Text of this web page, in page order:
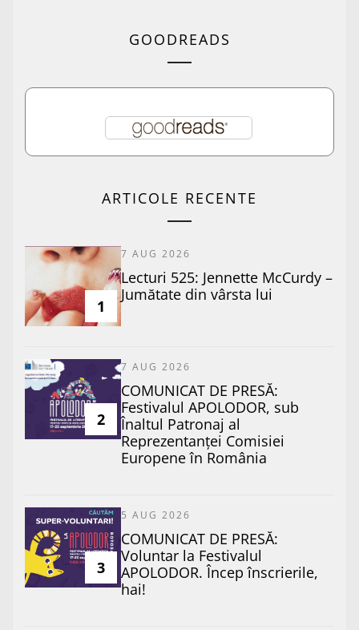
GOODREADS
ARTICOLE RECENTE
1
7 AUG 2026
Lecturi 525: Jennette McCurdy –
Jumătate din vârsta lui
2
7 AUG 2026
COMUNICAT DE PRESĂ:
Festivalul APOLODOR, sub
Înaltul Patronaj al
Reprezentanței Comisiei
Europene în România
3
5 AUG 2026
COMUNICAT DE PRESĂ:
Voluntar la Festivalul
APOLODOR. Încep înscrierile,
hai!